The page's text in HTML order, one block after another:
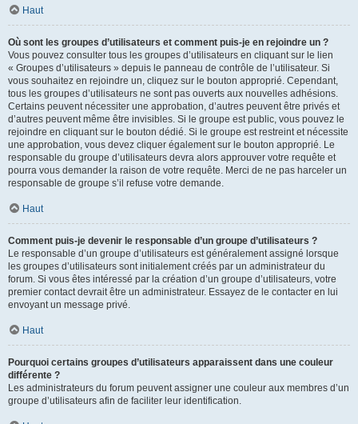
Haut
Où sont les groupes d’utilisateurs et comment puis-je en rejoindre un ?
Vous pouvez consulter tous les groupes d’utilisateurs en cliquant sur le lien
« Groupes d’utilisateurs » depuis le panneau de contrôle de l’utilisateur. Si
vous souhaitez en rejoindre un, cliquez sur le bouton approprié. Cependant,
tous les groupes d’utilisateurs ne sont pas ouverts aux nouvelles adhésions.
Certains peuvent nécessiter une approbation, d’autres peuvent être privés et
d’autres peuvent même être invisibles. Si le groupe est public, vous pouvez le
rejoindre en cliquant sur le bouton dédié. Si le groupe est restreint et nécessite
une approbation, vous devez cliquer également sur le bouton approprié. Le
responsable du groupe d’utilisateurs devra alors approuver votre requête et
pourra vous demander la raison de votre requête. Merci de ne pas harceler un
responsable de groupe s’il refuse votre demande.
Haut
Comment puis-je devenir le responsable d’un groupe d’utilisateurs ?
Le responsable d’un groupe d’utilisateurs est généralement assigné lorsque
les groupes d’utilisateurs sont initialement créés par un administrateur du
forum. Si vous êtes intéressé par la création d’un groupe d’utilisateurs, votre
premier contact devrait être un administrateur. Essayez de le contacter en lui
envoyant un message privé.
Haut
Pourquoi certains groupes d’utilisateurs apparaissent dans une couleur
différente ?
Les administrateurs du forum peuvent assigner une couleur aux membres d’un
groupe d’utilisateurs afin de faciliter leur identification.